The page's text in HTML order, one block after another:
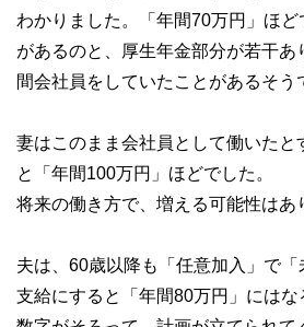
わかりました。「年間70万円」ほど
があるのと、厚生年金部分が若干あ
間会社員をしていたことがあるそう
妻はこのまま会社員として働いたと
と「年間100万円」ほどでした。
将来の働き方で、増える可能性はあ
夫は、60歳以降も「任意加入」で
支給にすると「年間80万円」には